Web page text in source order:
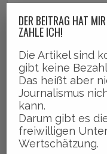
APRIL 26, 2024 BY HEIDI
Haut in die
DER BEITRAG HAT
ZAHLE ICH!
Die Artikel sind
gibt keine
Das heißt aber
Journalismus
kann.
Darum gibt es
freiwilligen
Wertschätzung.